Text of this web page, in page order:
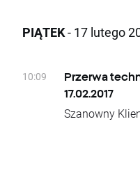
PIĄTEK- 17 lutego
10:09
Przerwa
17.02.2017
Szanowny